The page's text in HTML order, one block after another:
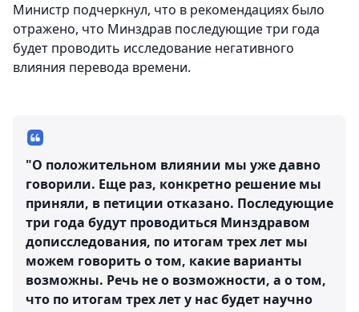
Министр подчеркнул, что в рекомендациях было
отражено, что Минздрав последующие три года
будет проводить исследование негативного
влияния перевода времени.
"О положительном влиянии мы уже давно
говорили. Еще раз, конкретно решение мы
приняли, в петиции отказано. Последующие
три года будут проводиться Минздравом
дописследования, по итогам трех лет мы
можем говорить о том, какие варианты
возможны. Речь не о возможности, а о том,
что по итогам трех лет у нас будет научно